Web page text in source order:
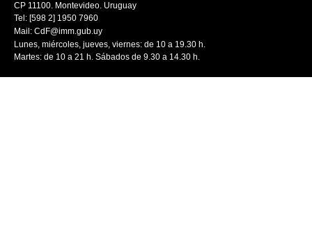
CP 11100. Montevideo. Uruguay
Tel: [598 2] 1950 7960
Mail: CdF@imm.gub.uy
Lunes, miércoles, jueves, viernes: de 10 a 19.30 h.
Martes: de 10 a 21 h. Sábados de 9.30 a 14.30 h.